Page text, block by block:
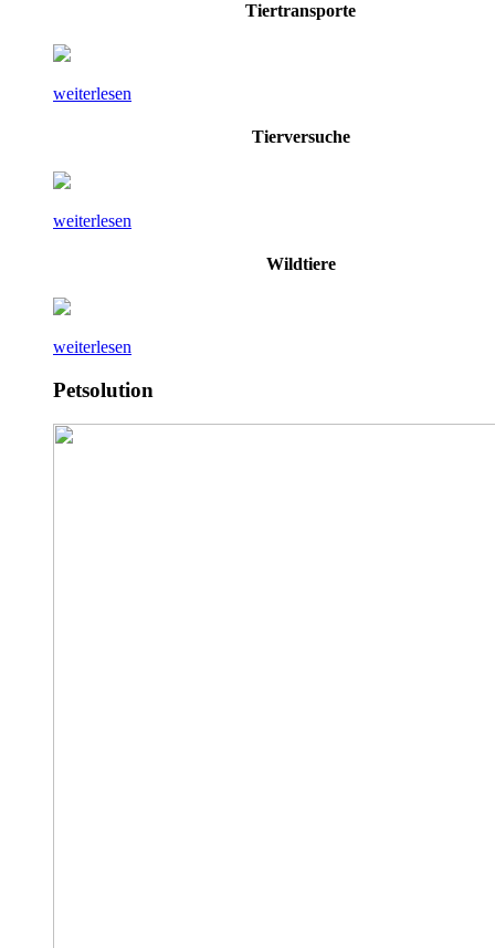
Tiertransporte
weiterlesen
Tierversuche
weiterlesen
Wildtiere
weiterlesen
Petsolution